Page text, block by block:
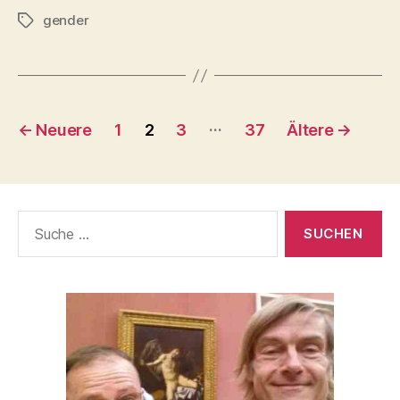
wahrt
Moral
(1959)“
Schlagwörter
gender
Seitennummerierung
Beiträge
← Neuere 1 2 3 … 37 Ältere →
nach: